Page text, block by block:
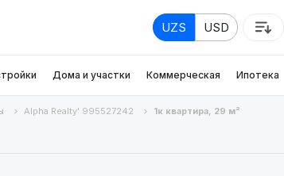
UZS USD
Дома и участки Коммерческая Ипотека
Alpha Realty' 995527242 1к квартира, 29 м²